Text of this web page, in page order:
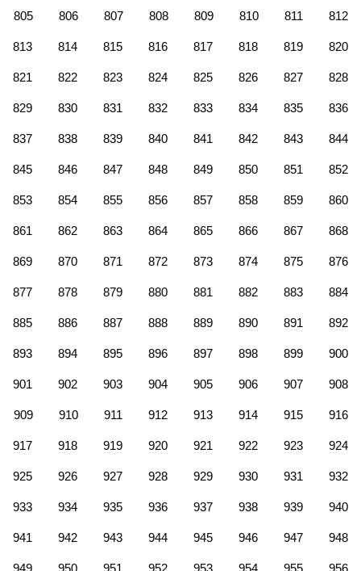
805 806 807 808 809 810 811 812
813 814 815 816 817 818 819 820
821 822 823 824 825 826 827 828
829 830 831 832 833 834 835 836
837 838 839 840 841 842 843 844
845 846 847 848 849 850 851 852
853 854 855 856 857 858 859 860
861 862 863 864 865 866 867 868
869 870 871 872 873 874 875 876
877 878 879 880 881 882 883 884
885 886 887 888 889 890 891 892
893 894 895 896 897 898 899 900
901 902 903 904 905 906 907 908
909 910 911 912 913 914 915 916
917 918 919 920 921 922 923 924
925 926 927 928 929 930 931 932
933 934 935 936 937 938 939 940
941 942 943 944 945 946 947 948